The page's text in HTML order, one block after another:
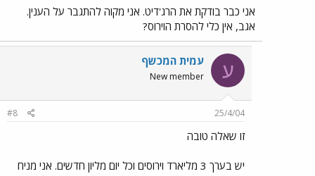
אני כבר בודקת את הרג'דיט. אני מקוה להתגבר על הענין.
אגב, אין כלי להסרת הוירוס?
ע עמית המכשף
New member
25/4/04
#8
זו שאלה טובה
יש בערך 3 מליארד וירוסים וכל יום מליון חדשים. אני מניח